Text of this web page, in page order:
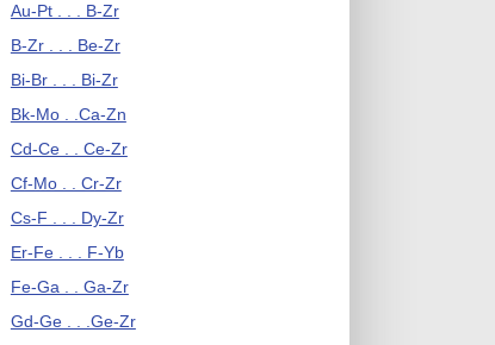
Au-Pt . . . B-Zr
B-Zr . . . Be-Zr
Bi-Br . . . Bi-Zr
Bk-Mo . .Ca-Zn
Cd-Ce . . Ce-Zr
Cf-Mo . . Cr-Zr
Cs-F . . . Dy-Zr
Er-Fe . . . F-Yb
Fe-Ga . . Ga-Zr
Gd-Ge . . .Ge-Zr